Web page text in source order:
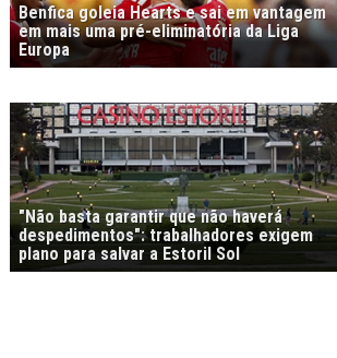
Benfica goleia Hearts e sai em vantagem
em mais uma pré-eliminatória da Liga
Europa
"Não basta garantir que não haverá
despedimentos": trabalhadores exigem
plano para salvar a Estoril Sol